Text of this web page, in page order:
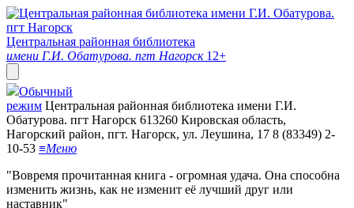
Центральная районная библиотека
имени Г.И. Обатурова. пгт Нагорск 12+
Обычный
режим Центральная районная библиотека имени Г.И.
Обатурова. пгт Нагорск 613260 Кировская область,
Нагорский район, пгт. Нагорск, ул. Леушина, 17 8 (83349) 2-
10-53 ≡Меню
"Вовремя прочитанная книга - огромная удача. Она способна
изменить жизнь, как не изменит её лучший друг или
наставник"